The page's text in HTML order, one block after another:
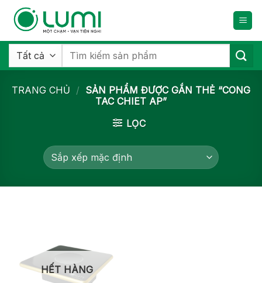
qua
dung
Tìm
TRANG CHỦ / SẢN PHẨM ĐƯỢC GẮN THẺ “CONG
TAC CHIET AP”
LỌC
HẾT HÀNG